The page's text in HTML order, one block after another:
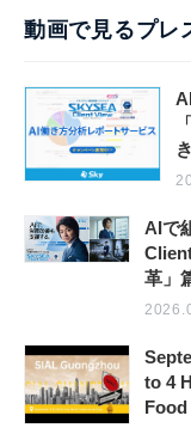
動画で見るプレ
AIで
革」
to 4